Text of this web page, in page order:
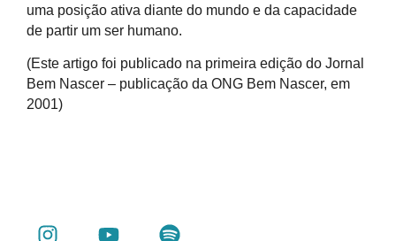
uma posição ativa diante do mundo e da capacidade
de partir um ser humano.
(Este artigo foi publicado na primeira edição do Jornal
Bem Nascer – publicação da ONG Bem Nascer, em
2001)